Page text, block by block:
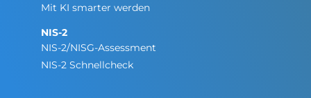
Mit KI smarter werden
NIS-2
NIS-2/NISG-Assessment
NIS-2 Schnellcheck